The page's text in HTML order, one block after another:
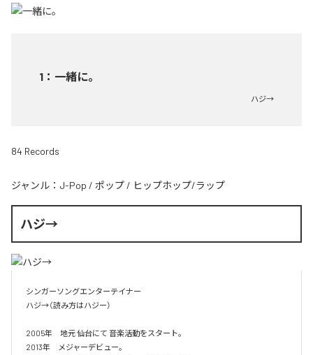
1 ： 一緒に。
ハジ→
84 Records
ジャンル： J-Pop / ポップ / ヒップホップ/ラップ
ハジ→
シンガーソングエンターテイナー
ハジ→（読み方はハジー）
2005年　地元 仙台にて 音楽活動をスタート。
2013年　メジャーデビュー。